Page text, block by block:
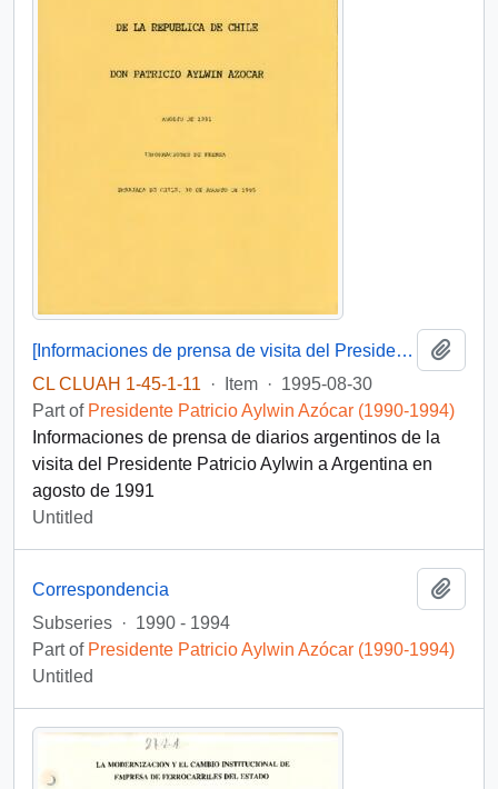
[Informaciones de prensa de visita del Presidente Patricio Aylwin a Argentina en 1991]
CL CLUAH 1-45-1-11
· Item · 1995-08-30
Part of Presidente Patricio Aylwin Azócar (1990-1994)
Informaciones de prensa de diarios argentinos de la
visita del Presidente Patricio Aylwin a Argentina en
agosto de 1991
Untitled
Correspondencia
Subseries · 1990 - 1994
Part of Presidente Patricio Aylwin Azócar (1990-1994)
Untitled